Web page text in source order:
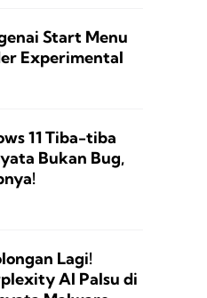
Start Menu
Experimental
11 Tiba-tiba
Bukan Bug,
Lagi!
AI Palsu di